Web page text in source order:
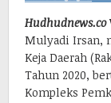
Hudhudnews.co
Mulyadi Irsan,
Keja Daerah
Tahun 2020,
Kompleks